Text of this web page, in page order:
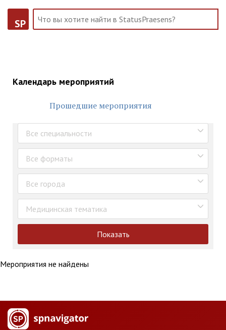
SP
Календарь мероприятий
Прошедшие мероприятия
Все специальности
Все форматы
Все города
Медицинская тематика
Показать
Мероприятия не найдены